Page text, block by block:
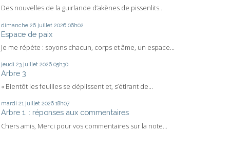
Des nouvelles de la guirlande d’akènes de pissenlits...
dimanche 26 juillet 2026 06h02
Espace de paix
Je me répète : soyons chacun, corps et âme, un espace...
jeudi 23 juillet 2026 05h30
Arbre 3
« Bientôt les feuilles se déplissent et, s’étirant de...
mardi 21 juillet 2026 18h07
Arbre 1. : réponses aux commentaires
Chers amis, Merci pour vos commentaires sur la note...